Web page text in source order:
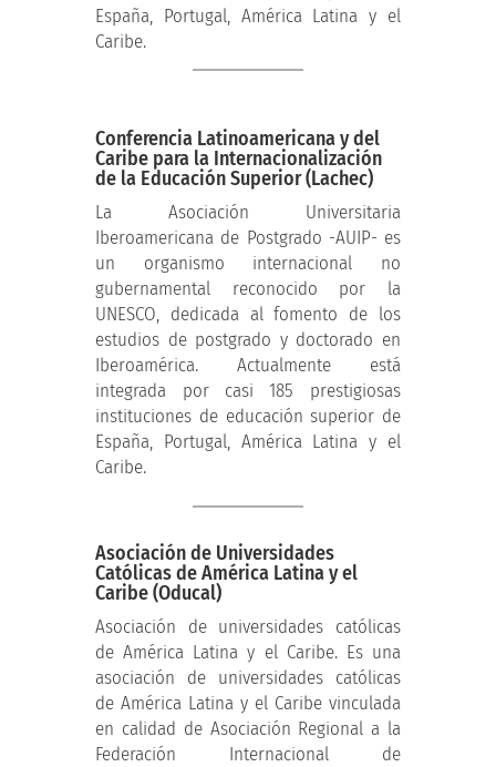
España, Portugal, América Latina y el
Caribe.
Conferencia Latinoamericana y del
Caribe para la Internacionalización
de la Educación Superior (Lachec)
La Asociación Universitaria
Iberoamericana de Postgrado -AUIP- es
un organismo internacional no
gubernamental reconocido por la
UNESCO, dedicada al fomento de los
estudios de postgrado y doctorado en
Iberoamérica. Actualmente está
integrada por casi 185 prestigiosas
instituciones de educación superior de
España, Portugal, América Latina y el
Caribe.
Asociación de Universidades
Católicas de América Latina y el
Caribe (Oducal)
Asociación de universidades católicas
de América Latina y el Caribe. Es una
asociación de universidades católicas
de América Latina y el Caribe vinculada
en calidad de Asociación Regional a la
Federación Internacional de